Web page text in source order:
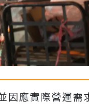
因應實際營運需